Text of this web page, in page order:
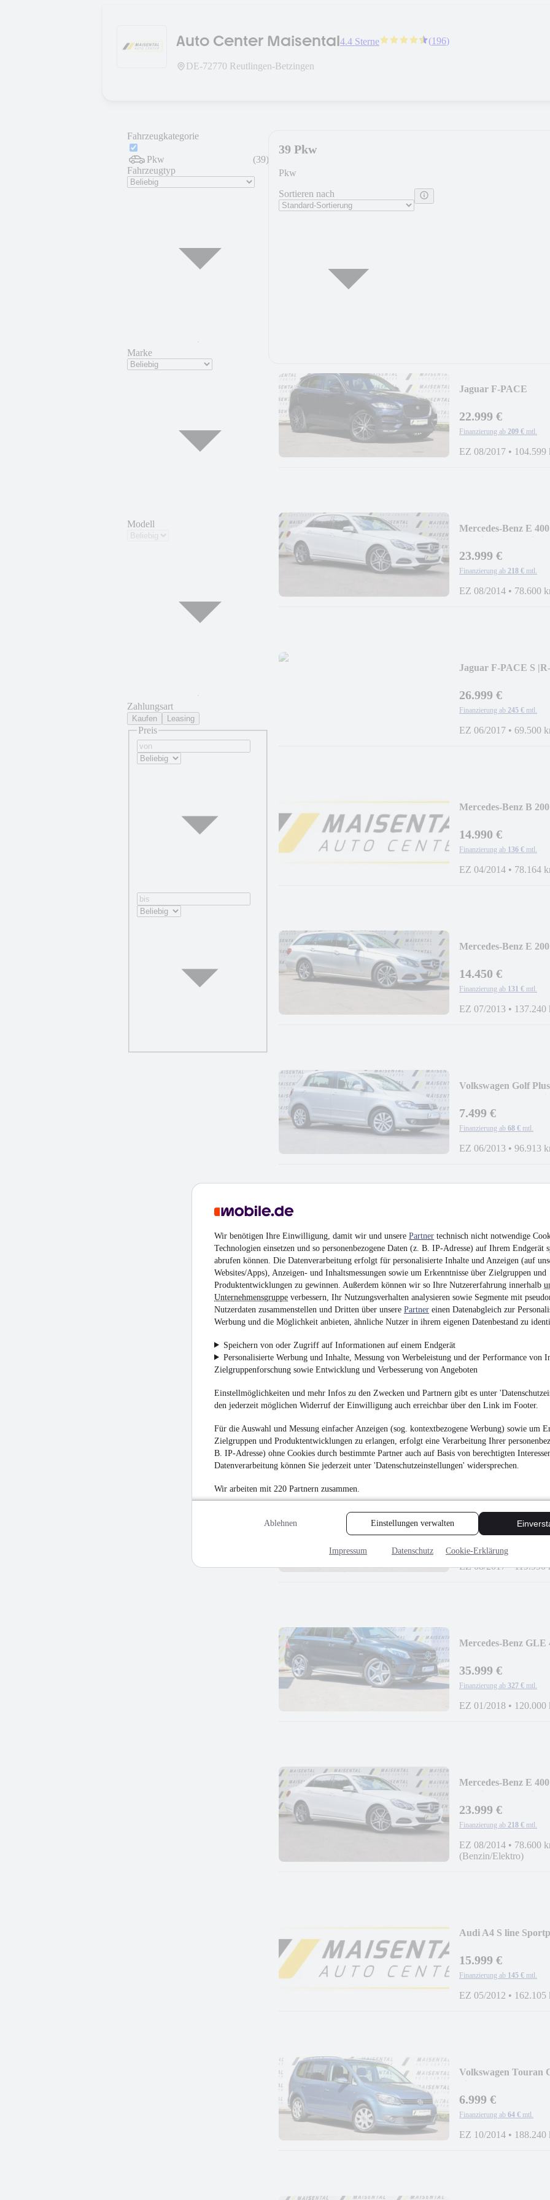
Wir benötigen Ihre Einwilligung, damit wir und unsere Partner technisch nicht notwendige
Technologien einsetzen und so personenbezogene Daten (z. B. IP-Adresse) auf Ihrem Endgerät
abrufen können. Die Datenverarbeitung erfolgt für personalisierte Inhalte und Anzeigen (auf
Websites/Apps), Anzeigen- und Inhaltsmessungen sowie um Erkenntnisse über Zielgruppen und
Produktentwicklungen zu gewinnen. Außerdem können wir so Ihre Nutzererfahrung innerhalb
Unternehmensgruppe verbessern, Ihr Nutzungsverhalten analysieren sowie Segmente mit
Nutzerdaten zusammenstellen und Dritten über unsere Partner einen Datenabgleich zur
Werbung und die Möglichkeit anbieten, ähnliche Nutzer in ihrem eigenen Datenbestand zu
Speichern von oder Zugriff auf Informationen auf einem Endgerät
Personalisierte Werbung und Inhalte, Messung von Werbeleistung und der Performance von
Zielgruppenforschung sowie Entwicklung und Verbesserung von Angeboten
Einstellmöglichkeiten und mehr Infos zu den Zwecken und Partnern gibt es unter
den jederzeit möglichen Widerruf der Einwilligung auch erreichbar über den Link im Footer.
Für die Auswahl und Messung einfacher Anzeigen (sog. kontextbezogene Werbung) sowie um
Zielgruppen und Produktentwicklungen zu erlangen, erfolgt eine Verarbeitung Ihrer
B. IP-Adresse) ohne Cookies durch bestimmte Partner auch auf Basis von berechtigten
Datenverarbeitung können Sie jederzeit unter 'Datenschutzeinstellungen' widersprechen.
Wir arbeiten mit 220 Partnern zusammen.
Ablehnen Einstellungen verwalten
Impressum Datenschutz Cookie-Erklärung
Auto Center Maisental4.4 Sterne (196)
DE-72770 Reutlingen-Betzingen
Fahrzeugkategorie
Pkw (39)
Fahrzeugtyp
Marke
Modell
Zahlungsart
Kaufen Leasing
Preis
39 Pkw
Pkw
Sortieren nach
Jaguar F-PACE
22.999 €
Finanzierung ab 209 € mtl.
EZ 08/2017 • 104.599
Mercedes-Benz E 400
23.999 €
Finanzierung ab 218 € mtl.
EZ 08/2014 • 78.600
Jaguar F-PACE S
26.999 €
Finanzierung ab 245 € mtl.
EZ 06/2017 • 69.500
Mercedes-Benz B
14.990 €
Finanzierung ab 136 € mtl.
EZ 04/2014 • 78.164
Mercedes-Benz E
14.450 €
Finanzierung ab 131 € mtl.
EZ 07/2013 • 137.240
Volkswagen Golf Plus
7.499 €
Finanzierung ab 68 € mtl.
EZ 06/2013 • 96.913
14.999 €
136 €
EZ 05/2019•55.200
Volkswagen Polo
14.900 €
Finanzierung ab 135 € mtl.
EZ 08/2020 •83.000
Ford Mustang GT
LUFT
28.999 €
Finanzierung ab
EZ 08/2017•119.990
Mercedes-Benz GLE
35.999 €
Finanzierung ab 327 € mtl.
EZ 01/2018 • 120.000
Mercedes-Benz E 400
23.999 €
Finanzierung ab 218 € mtl.
EZ 08/2014 • 78.600
(Benzin/Elektro)
Audi A4 S line
15.999 €
Finanzierung ab 145 € mtl.
EZ 05/2012 • 162.105
Volkswagen Touran
6.999 €
Finanzierung ab 64 € mtl.
EZ 10/2014 • 188.240